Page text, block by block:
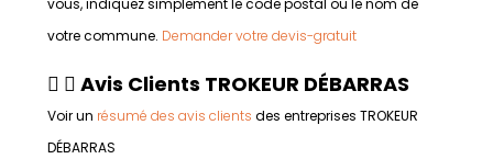
votre commune. Demander votre devis-gratuit
Avis Clients TROKEUR DÉBARRAS
Voir un résumé des avis clients des entreprises TROKEUR
DÉBARRAS